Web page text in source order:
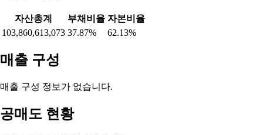
자산총계 부채비율 자본비율
103,860,613,073 37.87% 62.13%
매출 구성
매출 구성 정보가 없습니다.
공매도 현황